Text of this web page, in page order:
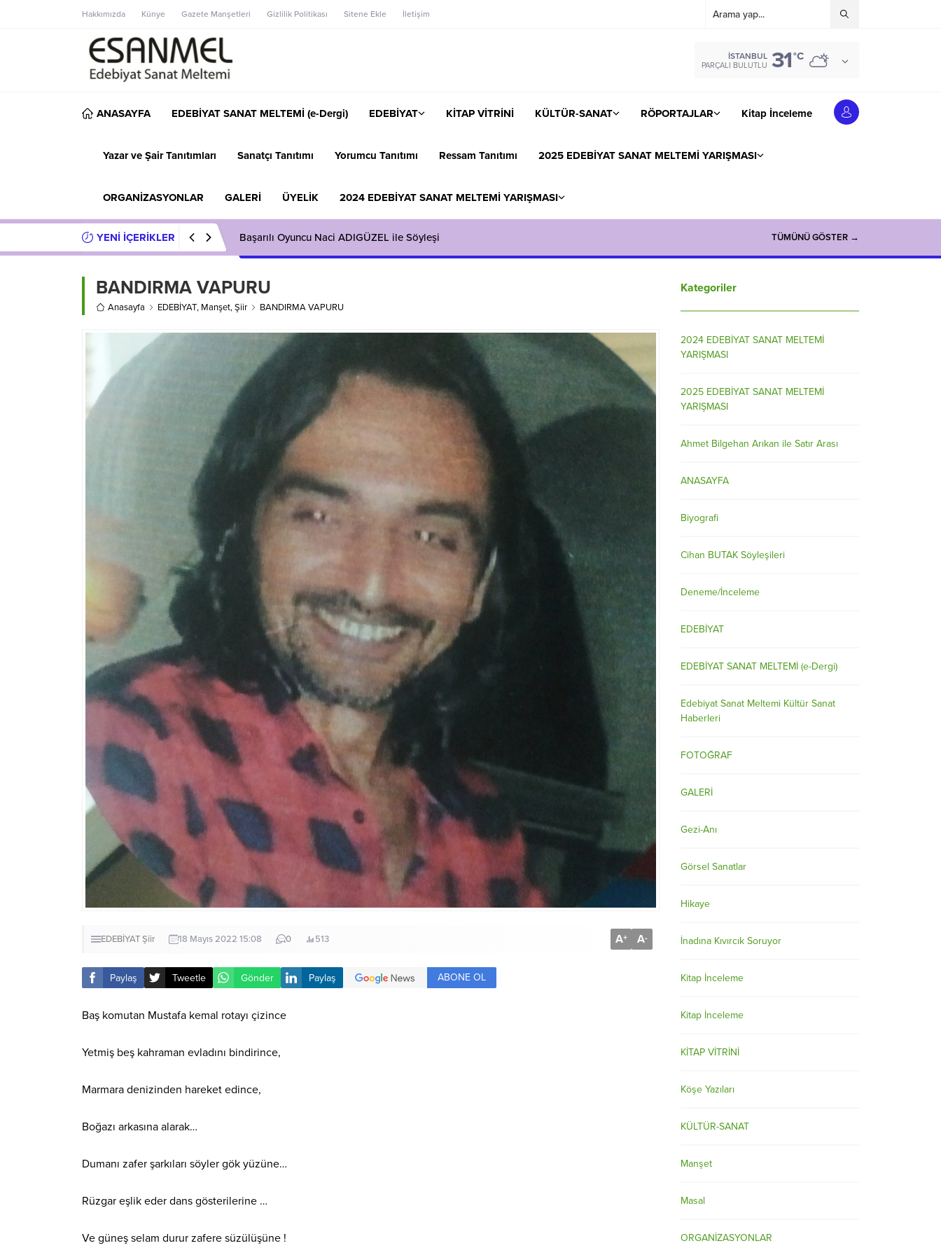
Hakkımızda Künye Gazete Manşetleri Gizlilik Politikası Sitene Ekle İletişim
İSTANBUL
PARÇALI BULUTLU 31°C
ANASAYFA EDEBİYAT SANAT MELTEMİ (e-Dergi) EDEBİYAT KİTAP VİTRİNİ KÜLTÜR-SANAT RÖPORTAJLAR Kitap İnceleme
Yazar ve Şair Tanıtımları Sanatçı Tanıtımı Yorumcu Tanıtımı Ressam Tanıtımı 2025 EDEBİYAT SANAT MELTEMİ YARIŞMASI
ORGANİZASYONLAR GALERİ ÜYELİK 2024 EDEBİYAT SANAT MELTEMİ YARIŞMASI
YENİ İÇERİKLER Başarılı Oyuncu Naci ADIGÜZEL ile Söyleşi TÜMÜNÜ GÖSTER →
BANDIRMA VAPURU
Anasayfa EDEBİYAT, Manşet,Şiir BANDIRMA VAPURU
EDEBİYATŞiir 18 Mayıs 2022 15:08 0 513 A+ A-
Paylaş Tweetle Gönder Paylaş ABONE OL
Baş komutan Mustafa kemal rotayı çizince
Yetmiş beş kahraman evladını bindirince,
Marmara denizinden hareket edince,
Boğazı arkasına alarak…
Dumanı zafer şarkıları söyler gök yüzüne…
Rüzgar eşlik eder dans gösterilerine …
Ve güneş selam durur zafere süzülüşüne !
Kategoriler
2024 EDEBİYAT SANAT MELTEMİ
YARIŞMASI
2025 EDEBİYAT SANAT MELTEMİ
YARIŞMASI
Ahmet Bilgehan Arıkan ile Satır Arası
ANASAYFA
Biyografi
Cihan BUTAK Söyleşileri
Deneme/İnceleme
EDEBİYAT
EDEBİYAT SANAT MELTEMİ (e-Dergi)
Edebiyat Sanat Meltemi Kültür Sanat
Haberleri
FOTOĞRAF
GALERİ
Gezi-Anı
Görsel Sanatlar
Hikaye
İnadına Kıvırcık Soruyor
Kitap İnceleme
Kitap İnceleme
KİTAP VİTRİNİ
Köşe Yazıları
KÜLTÜR-SANAT
Manşet
Masal
ORGANİZASYONLAR